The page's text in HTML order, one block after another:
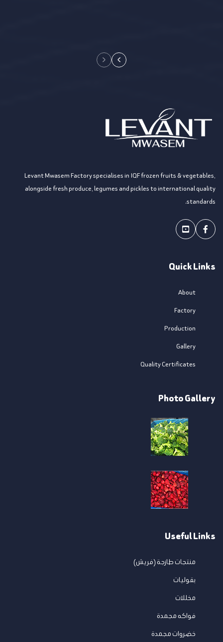
Levant Mwasem Factory specialises in IQF frozen fruits & vegetables,
alongside fresh produce, legumes and pickles to international quality
standards.
Facebook
Youtube
Quick Links
About
Factory
Production
Gallery
Quality Certificates
Photo Gallery
Useful Links
منتجات طازجة (فريش)
بقوليات
مخللات
فواكه مجمدة
خضروات مجمدة